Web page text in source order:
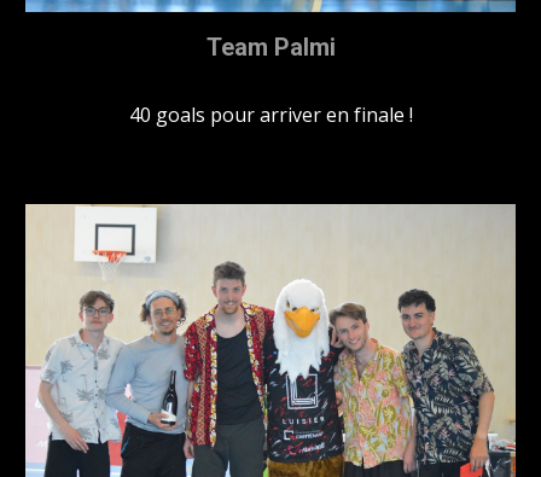
Team Palmi
40 goals pour arriver en finale !